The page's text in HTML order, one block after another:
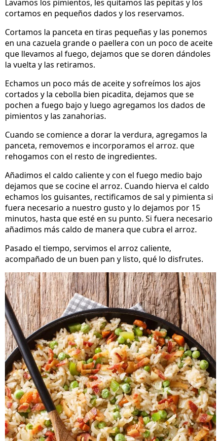
Lavamos los pimientos, les quitamos las pepitas y los
cortamos en pequeños dados y los reservamos.
Cortamos la panceta en tiras pequeñas y las ponemos
en una cazuela grande o paellera con un poco de aceite
que llevamos al fuego, dejamos que se doren dándoles
la vuelta y las retiramos.
Echamos un poco más de aceite y sofreímos los ajos
cortados y la cebolla bien picadita, dejamos que se
pochen a fuego bajo y luego agregamos los dados de
pimientos y las zanahorias.
Cuando se comience a dorar la verdura, agregamos la
panceta, removemos e incorporamos el arroz. que
rehogamos con el resto de ingredientes.
Añadimos el caldo caliente y con el fuego medio bajo
dejamos que se cocine el arroz. Cuando hierva el caldo
echamos los guisantes, rectificamos de sal y pimienta si
fuera necesario a nuestro gusto y lo dejamos por 15
minutos, hasta que esté en su punto. Si fuera necesario
añadimos más caldo de manera que cubra el arroz.
Pasado el tiempo, servimos el arroz caliente,
acompañado de un buen pan y listo, qué lo disfrutes.